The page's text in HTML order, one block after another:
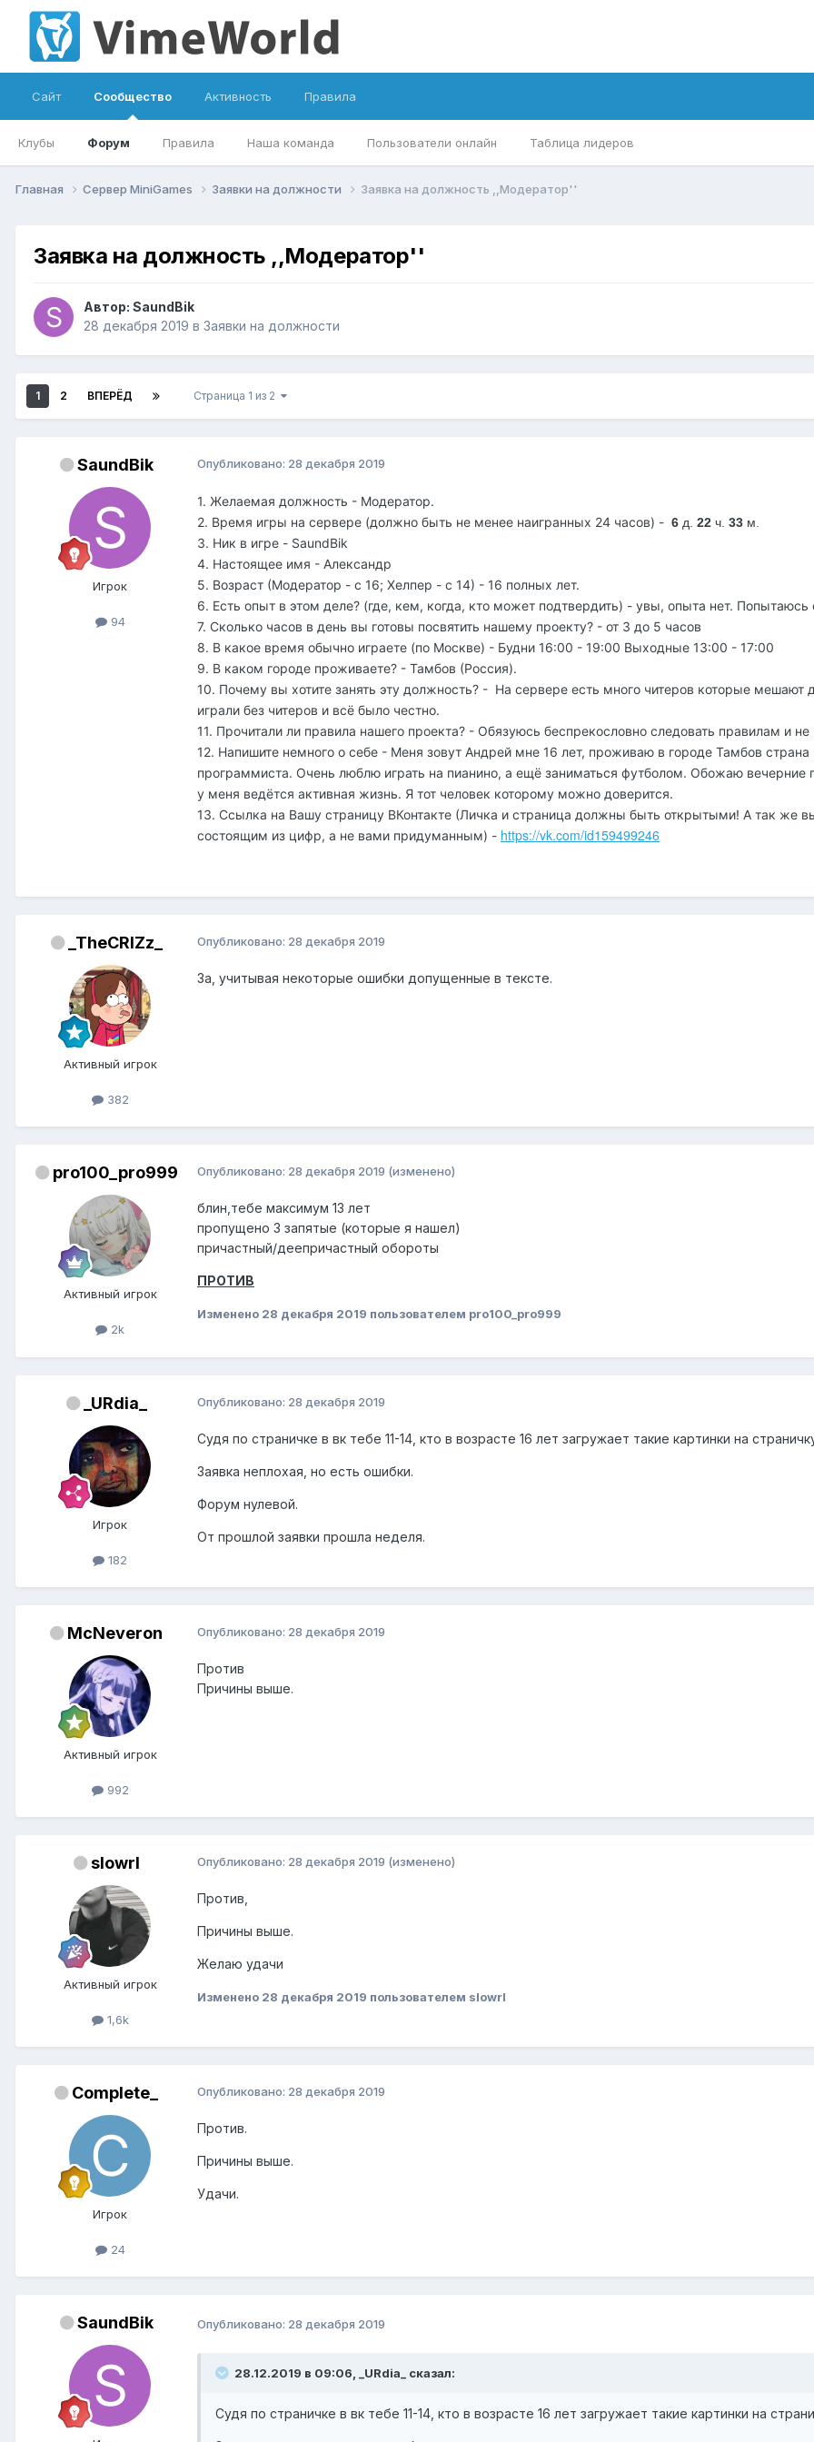
Сайт Сообщество
Клубы Форум Правила Наша команда Пользователи онлайн Таблица лидеров
Активность Правила
Главная Сервер MiniGames Заявки на должности Заявка на должность ,,Модератор''
Заявка на должность ,,Модератор''
Автор: SaundBik
28 декабря 2019 в Заявки на должности
1 2 ВПЕРЁД Страница 1 из 2
SaundBik
Игрок
94
Опубликовано: 28 декабря 2019
1. Желаемая должность - Модератор.
2. Время игры на сервере (должно быть не менее наигранных 24 часов) - 6 д. 22 ч. 33 м.
3. Ник в игре - SaundBik
4. Настоящее имя - Александр
5. Возраст (Модератор - с 16; Хелпер - с 14) - 16 полных лет.
6. Есть опыт в этом деле? (где, кем, когда, кто может подтвердить) - увы, опыта нет. Попытаюсь
7. Сколько часов в день вы готовы посвятить нашему проекту? - от 3 до 5 часов
8. В какое время обычно играете (по Москве) - Будни 16:00 - 19:00 Выходные 13:00 - 17:00
9. В каком городе проживаете? - Тамбов (Россия).
10. Почему вы хотите занять эту должность? - На сервере есть много читеров которые
играли без читеров и всё было честно.
11. Прочитали ли правила нашего проекта? - Обязуюсь беспрекословно следовать правилам и
12. Напишите немного о себе - Меня зовут Андрей мне 16 лет, проживаю в городе Тамбов
программиста. Очень люблю играть на пианино, а ещё заниматься футболом. Обожаю
у меня ведётся активная жизнь. Я тот человек которому можно доверится.
13. Ссылка на Вашу страницу ВКонтакте (Личка и страница должны быть открытыми! А так же
состоящим из цифр, а не вами придуманным) - https://vk.com/id159499246
_TheCRIZz_
Активный игрок
382
Опубликовано: 28 декабря 2019
За, учитывая некоторые ошибки допущенные в тексте.
pro100_pro999
Активный игрок
2k
Опубликовано: 28 декабря 2019 (изменено)
блин,тебе максимум 13 лет
пропущено 3 запятые (которые я нашел)
причастный/деепричастный обороты
ПРОТИВ
Изменено 28 декабря 2019 пользователем pro100_pro999
_URdia_
Игрок
182
Опубликовано: 28 декабря 2019
Судя по страничке в вк тебе 11-14, кто в возрасте 16 лет загружает такие картинки на
Заявка неплохая, но есть ошибки.
Форум нулевой.
От прошлой заявки прошла неделя.
McNeveron
Активный игрок
992
Опубликовано: 28 декабря 2019
Против
Причины выше.
slowrl
Активный игрок
1,6k
Опубликовано: 28 декабря 2019 (изменено)
Против,
Причины выше.
Желаю удачи
Изменено 28 декабря 2019 пользователем slowrl
Complete_
Игрок
24
Опубликовано: 28 декабря 2019
Против.
Причины выше.
Удачи.
SaundBik Опубликовано: 28 декабря 2019
28.12.2019 в 09:06, _URdia_ сказал:
Судя по страничке в вк тебе 11-14, кто в возрасте 16 лет загружает такие картинки на